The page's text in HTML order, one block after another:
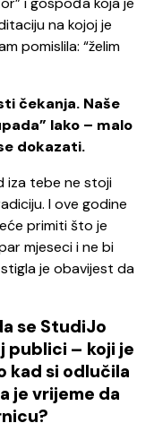
na kojoj je
pomislila: “želim
čekanja. Naše
lako – malo
dokazati.
iza tebe ne stoji
I ove godine
primiti što je
mjeseci i ne bi
je obavijest da
se StudiJo
publici – koji je
kad si odlučila
je vrijeme da